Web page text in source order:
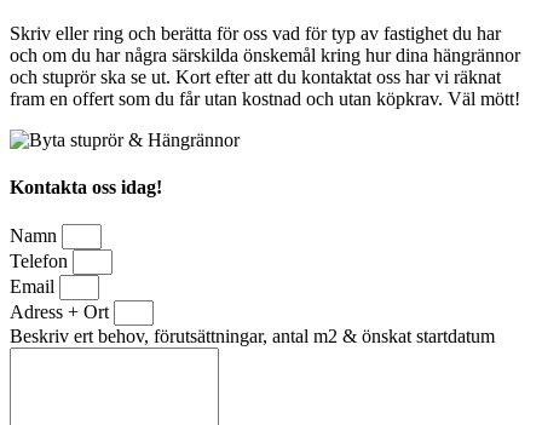
Skriv eller ring och berätta för oss vad för typ av fastighet du har
och om du har några särskilda önskemål kring hur dina hängrännor
och stuprör ska se ut. Kort efter att du kontaktat oss har vi räknat
fram en offert som du får utan kostnad och utan köpkrav. Väl mött!
Kontakta oss idag!
Namn
Telefon
Email
Adress + Ort
Beskriv ert behov, förutsättningar, antal m2 & önskat startdatum